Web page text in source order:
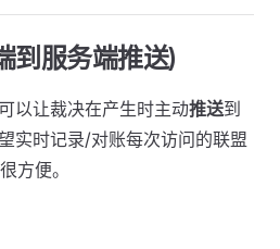
到服务端推送)
以让裁决在产生时主动推送到
时记录/对账每次访问的联盟
方便。